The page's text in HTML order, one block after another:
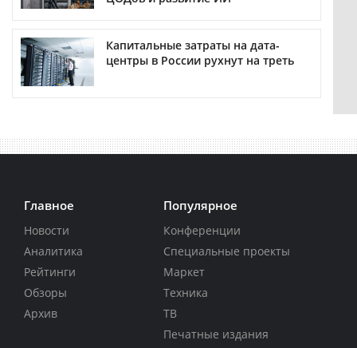
Капитальные затраты на дата-
центры в России рухнут на треть
Главное
Новости
Аналитика
Рейтинги
Обзоры
Архив
Популярное
Конференции
Специальные проекты
Маркет
Техника
ТВ
Печатные издания